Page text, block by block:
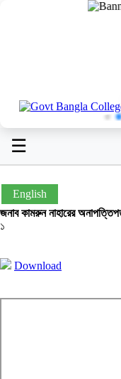
☰
English
জনাব কামরুন নাহারের
১
Download